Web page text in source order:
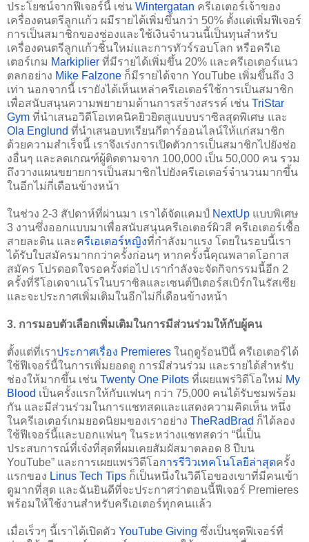
ประโยชน์จากฟีเจอร์นี้ เช่น Wintergatan ครีเอเตอร์เจ้าของ
เครื่องดนตรีลูกแก้ว ผมีรายได้เพิ่มขึ้นกว่า 50% ตั้งแต่เพิ่มฟีเจอร์
การเป็นสมาชิกของช่องและใช้เงินจำนวนนี้เป็นทุนสำหรับ
เครื่องดนตรีลูกแก้วชิ้นใหม่และการทัวร์รอบโลก หรือครีเอ
เตอร์เกม Markiplier ที่มีรายได้เพิ่มขึ้น 20% และครีเอเตอร์แนว
ตลกอย่าง Mike Falzone ก็มีรายได้จาก YouTube เพิ่มขึ้นถึง 3
เท่า นอกจากนี้ เรายังได้เห็นเหล่าครีเอเตอร์ใช้การเป็นสมาชิก
เพื่อสนับสนุนความพยายามด้านการสร้างสรรค์ เช่น TriStar
Gym
Ola Englund ที่นำเสนอบทเรียนกีตาร์ออนไลน์ให้แก่สมาชิก
ด้วยความสำเร็จนี้ เราจึงเร่งการเปิดตัวการเป็นสมาชิกไปยังช่อ
งอื่นๆ และลดเกณฑ์ผู้ติดตามจาก 100,000 เป็น 50,000 คน รวม
ถึงวางแผนขยายการเป็นสมาชิกไปยังครีเอเตอร์จำนวนมากขึ้น
ในอีกไม่กี่เดือนข้างหน้า
ในช่วง 2-3 สัปดาห์ที่ผ่านมา เราได้จัดแคมป์ NextUp แบบพิเศษ
3 งานซึ่งออกแบบมาเพื่อสนับสนุนครีเอเตอร์ผิวสี ครีเอเตอร์เชื้อ
สายละติน และครีเอเตอร์หญิงที่กำลังมาแรง โดยในรอบนี้เรา
ได้รับใบสมัครมากกว่าครั้งก่อนๆ หากครั้งนี้คุณพลาดโอกาส
สมัคร โปรดอดใจรอครั้งต่อไป เรากำลังจะจัดกิจกรรมนี้อีก 2
ครั้งที่รีโอเดจาเนโรในบราซิลและเซนต์ปีเตอร์สเบิร์กในรัสเซีย
และจะประกาศเพิ่มเติมในอีกไม่กี่เดือนข้างหน้า
3. การมอบตัวเลือกเพิ่มเติมในการมีส่วนร่วมให้กับผู้คน
ตั้งแต่ที่เราประกาศเรื่อง Premieres ในฤดูร้อนปีนี้ ครีเอเตอร์ได้
ใช้ฟีเจอร์นี้ในการเพิ่มยอดดู การมีส่วนร่วม และรายได้สำหรับ
ช่องให้มากขึ้น เช่น Twenty One Pilots ที่เผยแพร่วิดีโอใหม่ My
Blood เป็นครั้งแรกให้กับแฟนๆ กว่า 75,000 คนได้รับชมพร้อม
กัน และมีส่วนร่วมในการแชทสดและแสดงความคิดเห็น หนึ่ง
ในครีเอเตอร์เกมยอดนิยมของเราอย่าง TheRadBrad ก็ได้ลอง
ใช้ฟีเจอร์นี้และบอกแฟนๆ ในระหว่างแชทสดว่า “นี่เป็น
ประสบการณ์ที่เจ๋งที่สุดที่ผมเคยสัมผัสมาตลอด 8 ปีบน
YouTube” และการเผยแพร่วิดีโอการรีวิวเทคโนโลยีล่าสุดครั้ง
แรกของ Linus Tech Tips ก็เป็นหนึ่งในวิดีโอของเขาที่มีคนเข้า
ดูมากที่สุด และฉันยินดีที่จะประกาศว่าตอนนี้ฟีเจอร์ Premieres
พร้อมให้ใช้งานสำหรับครีเอเตอร์ทุกคนแล้ว
เมื่อเร็วๆ นี้เราได้เปิดตัว YouTube Giving ซึ่งเป็นชุดฟีเจอร์ที่